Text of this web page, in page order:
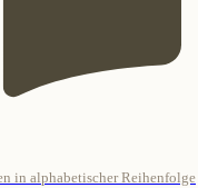
in alphabetischer Reihenfolge